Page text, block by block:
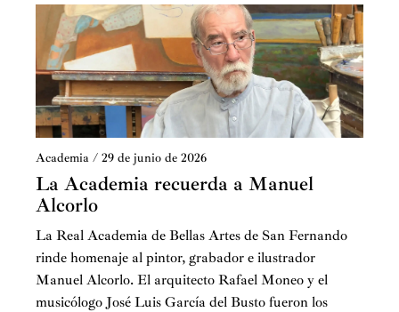
Academia / 29 de junio de 2026
La Academia recuerda a Manuel
Alcorlo
La Real Academia de Bellas Artes de San Fernando
rinde homenaje al pintor, grabador e ilustrador
Manuel Alcorlo. El arquitecto Rafael Moneo y el
musicólogo José Luis García del Busto fueron los